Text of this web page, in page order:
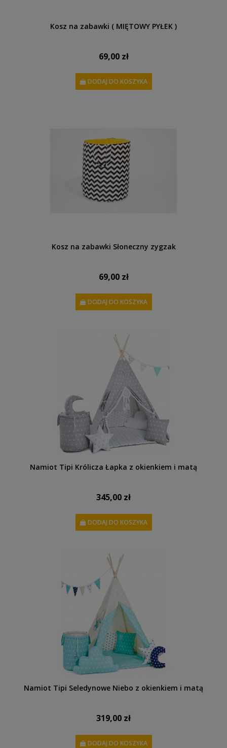
Kosz na zabawki ( MIĘTOWY PYŁEK )
69,00 zł
DODAJ DO KOSZYKA
Kosz na zabawki Słoneczny zygzak
69,00 zł
DODAJ DO KOSZYKA
Namiot Tipi Królicza Łapka z okienkiem i matą
345,00 zł
DODAJ DO KOSZYKA
Namiot Tipi Seledynowe Niebo z okienkiem i matą
319,00 zł
DODAJ DO KOSZYKA